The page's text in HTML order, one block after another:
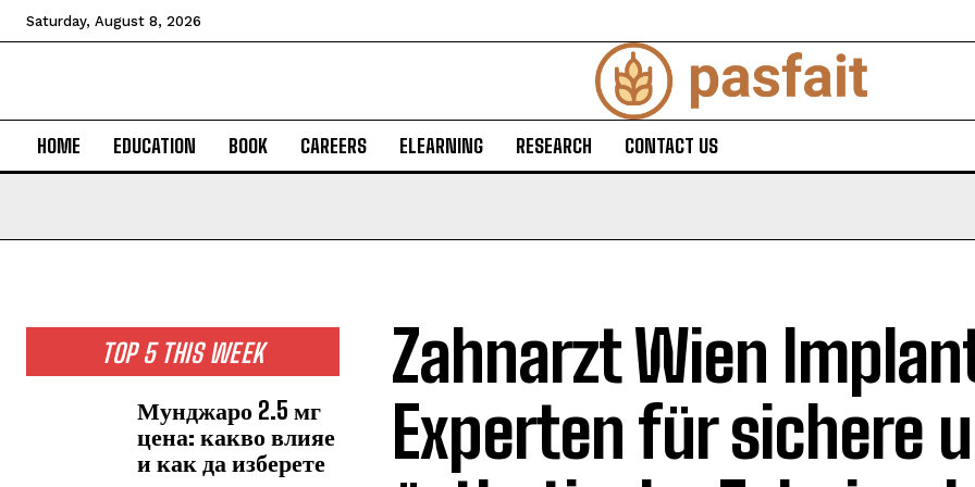
Saturday, August 8, 2026
HOME EDUCATION BOOK CAREERS ELEARNING RESEARCH CONTACT US
TOP 5 THIS WEEK
Мунджаро 2.5 мг
цена: какво влияе
и как да изберете
Zahnarzt Wien
Experten für sichere